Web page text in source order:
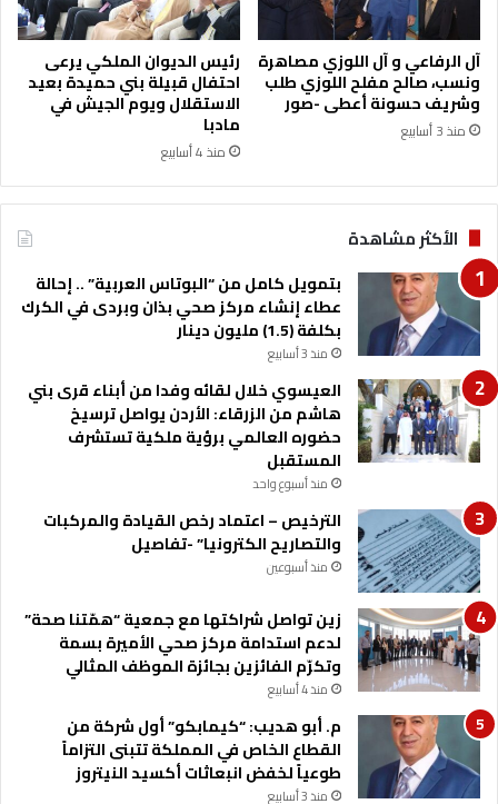
و
ا
ن
ب
ا
ة
ع
م
ن
ا
ل
ك
ب
ر
آل الرفاعي و آل اللوزي مصاهرة
ونسب، صالح مفلح اللوزي طلب
وشريف حسونة أعطى -صور
منذ 3 أسابيع
رئيس الديوان الملكي يرعى
احتفال قبيلة بني حميدة بعيد
الاستقلال ويوم الجيش في
مادبا
منذ 4 أسابيع
الأكثر مشاهدة
بتمويل كامل من “البوتاس العربية” .. إحالة
عطاء إنشاء مركز صحي بذان وبردى في الكرك
بكلفة (1.5) مليون دينار
منذ 3 أسابيع
العيسوي خلال لقائه وفدا من أبناء قرى بني
هاشم من الزرقاء: الأردن يواصل ترسيخ
حضوره العالمي برؤية ملكية تستشرف
المستقبل
منذ أسبوع واحد
الترخيص – اعتماد رخص القيادة والمركبات
والتصاريح الكترونيا” -تفاصيل
منذ أسبوعين
زين تواصل شراكتها مع جمعية “همّتنا صحة”
لدعم استدامة مركز صحي الأميرة بسمة
وتكرّم الفائزين بجائزة الموظف المثالي
منذ 4 أسابيع
م. أبو هديب: “كيمابكو” أول شركة من
القطاع الخاص في المملكة تتبنى التزاماً
طوعياً لخفض انبعاثات أكسيد النيتروز
منذ 3 أسابيع